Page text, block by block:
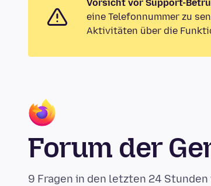
Vorsicht vor Support-
eine Telefonnummer zu
Aktivitäten über die
Forum der
9 Fragen in den letzten 24